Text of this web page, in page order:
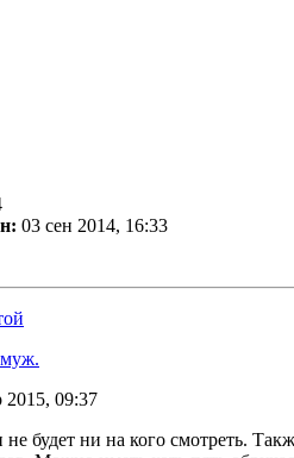
03 сен 2014, 16:33
2015, 09:37
будет ни на кого смотреть.